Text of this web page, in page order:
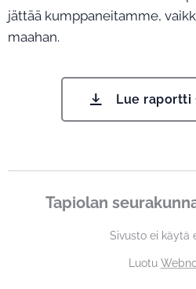
jättää kumppaneitamme,
maahan.
Lue raportti
Tapiolan
Sivusto ei käytä
Luotu